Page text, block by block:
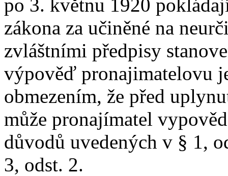
po 3. květnu 1920
zákona za učiněné na
zvláštními předpisy
výpověď pronajimatelovu
obmezením, že před
může pronajímatel
důvodů uvedených v § 1,
3, odst. 2.